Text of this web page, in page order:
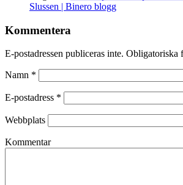
Slussen | Binero blogg
Kommentera
E-postadressen publiceras inte. Obligatoriska
Namn *
E-postadress *
Webbplats
Kommentar